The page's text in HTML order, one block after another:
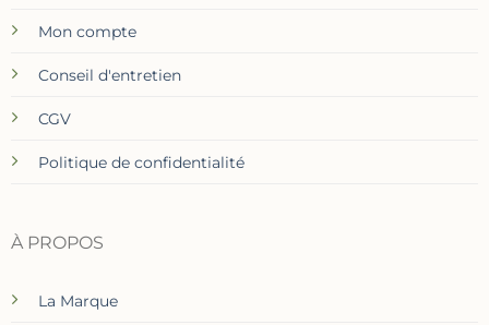
Mon compte
Conseil d'entretien
CGV
Politique de confidentialité
À PROPOS
La Marque